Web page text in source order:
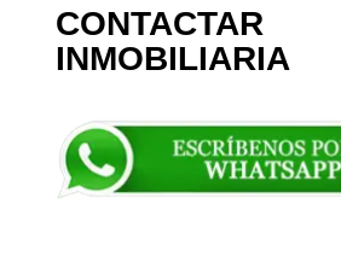
CONTACTAR
INMOBILIARIA